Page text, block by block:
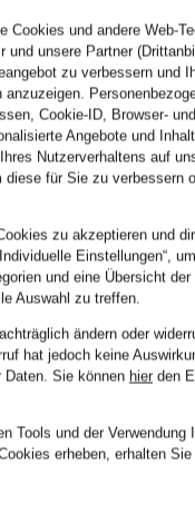
Cookies und andere Web-
und unsere Partner
zu verbessern und
Cookie-ID, Browser-
Angebote und
Nutzerverhaltens auf
für Sie zu verbessern
zu akzeptieren und
Einstellungen“,
und eine Übersicht
Auswahl zu treffen.
ändern oder
hat jedoch keine
Daten. Sie können hier den
Tools und der Verwendung
erheben, erhalten